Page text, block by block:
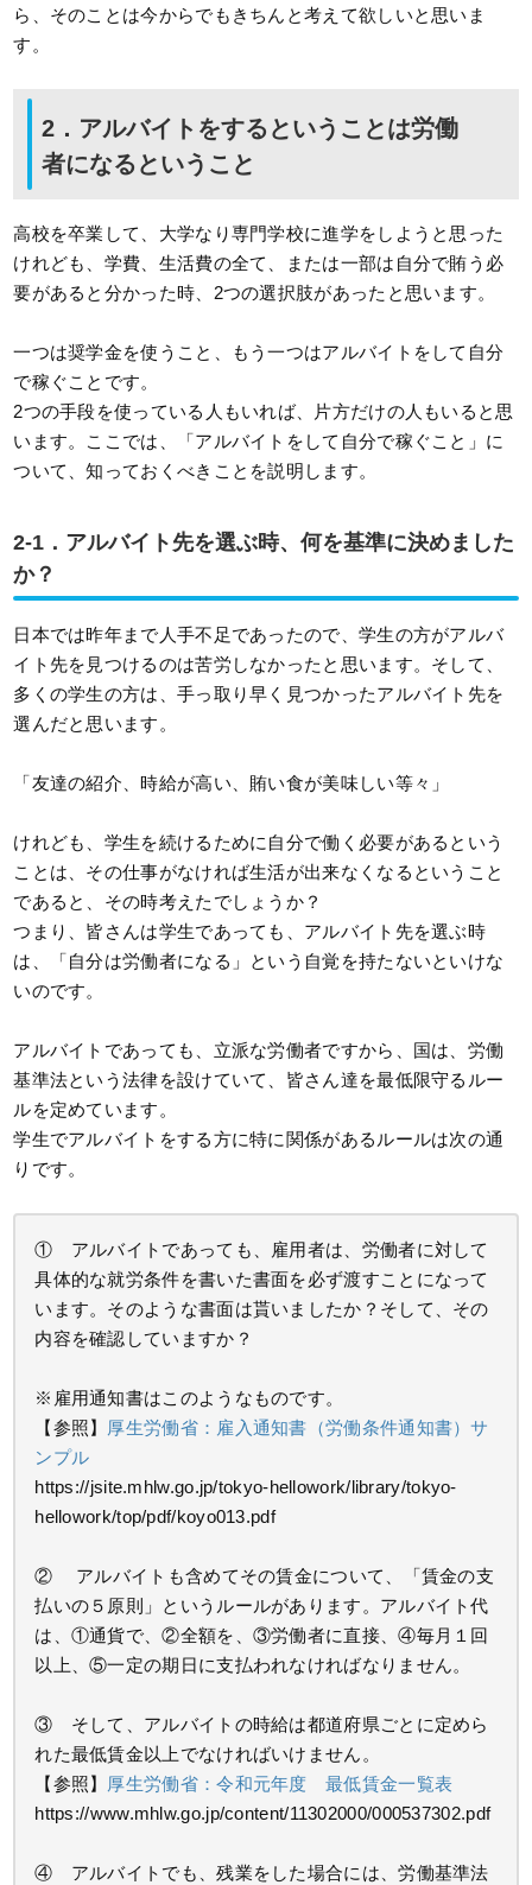
ら、そのことは今からでもきちんと考えて欲しいと思いま
す。
2．アルバイトをするということは労働
者になるということ
高校を卒業して、大学なり専門学校に進学をしようと思った
けれども、学費、生活費の全て、または一部は自分で賄う必
要があると分かった時、2つの選択肢があったと思います。
一つは奨学金を使うこと、もう一つはアルバイトをして自分
で稼ぐことです。
2つの手段を使っている人もいれば、片方だけの人もいると思
います。ここでは、「アルバイトをして自分で稼ぐこと」に
ついて、知っておくべきことを説明します。
2-1．アルバイト先を選ぶ時、何を基準に決めました
か？
日本では昨年まで人手不足であったので、学生の方がアルバ
イト先を見つけるのは苦労しなかったと思います。そして、
多くの学生の方は、手っ取り早く見つかったアルバイト先を
選んだと思います。
「友達の紹介、時給が高い、賄い食が美味しい等々」
けれども、学生を続けるために自分で働く必要があるという
ことは、その仕事がなければ生活が出来なくなるということ
であると、その時考えたでしょうか？
つまり、皆さんは学生であっても、アルバイト先を選ぶ時
は、「自分は労働者になる」という自覚を持たないといけな
いのです。
アルバイトであっても、立派な労働者ですから、国は、労働
基準法という法律を設けていて、皆さん達を最低限守るルー
ルを定めています。
学生でアルバイトをする方に特に関係があるルールは次の通
りです。
① アルバイトであっても、雇用者は、労働者に対して
具体的な就労条件を書いた書面を必ず渡すことになって
います。そのような書面は貰いましたか？そして、その
内容を確認していますか？
※雇用通知書はこのようなものです。
【参照】 厚生労働省：雇入通知書（労働条件通知書）サ
ンプル
https://jsite.mhlw.go.jp/tokyo-hellowork/library/tokyo-
hellowork/top/pdf/koyo013.pdf
② アルバイトも含めてその賃金について、「賃金の支
払いの５原則」というルールがあります。アルバイト代
は、①通貨で、②全額を、③労働者に直接、④毎月１回
以上、⑤一定の期日に支払われなければなりません。
③ そして、アルバイトの時給は都道府県ごとに定めら
れた最低賃金以上でなければいけません。
【参照】 厚生労働省：令和元年度 最低賃金一覧表
https://www.mhlw.go.jp/content/11302000/000537302.pdf
④ アルバイトでも、残業をした場合には、労働基準法